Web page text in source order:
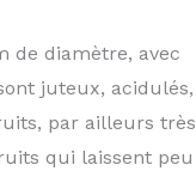
de diamètre, avec
juteux, acidulés,
par ailleurs très
qui laissent peu